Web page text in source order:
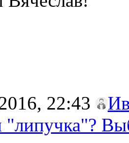
22:43